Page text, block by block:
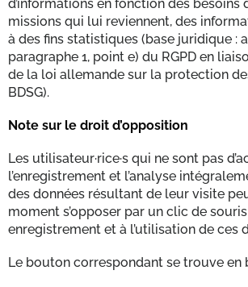
d’informations en fonction des besoins
missions qui lui reviennent, des
à des fins statistiques (base juridique :
paragraphe 1, point e) du RGPD en
de la loi allemande sur la protection
BDSG).
Note sur le droit d’opposition
Les utilisateur·rice·s qui ne sont pas
l’enregistrement et l’analyse
des données résultant de leur visite
moment s’opposer par un clic de souris
enregistrement et à l’utilisation de ces
Le bouton correspondant se trouve en